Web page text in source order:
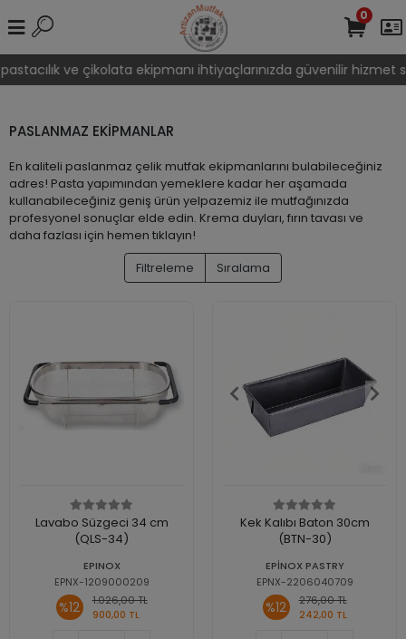
ve çikolata ekipmanı ihtiyaçlarınızda güvenilir hizmet
0
PASLANMAZ EKİPMANLAR
En kaliteli paslanmaz çelik mutfak ekipmanlarını bulabileceğiniz
adres! Pasta yapımından yemeklere kadar her aşamada
kullanabileceğiniz geniş ürün yelpazemiz ile mutfağınızda
profesyonel sonuçlar elde edin. Krema duyları, fırın tavası ve
daha fazlası için hemen tıklayın!
Filtreleme
Sıralama
Lavabo Süzgeci 34 cm
(QLS-34)
EPINOX
EPNX-1209000209
%12
1.026,00 TL
900,00 TL
Kek Kalıbı Baton 30cm
(BTN-30)
EPİNOX PASTRY
EPNX-2206040709
%12
276,00 TL
242,00 TL